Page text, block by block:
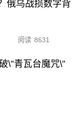
俄乌战损数字背
阅读 8631
\"青瓦台魔咒\"